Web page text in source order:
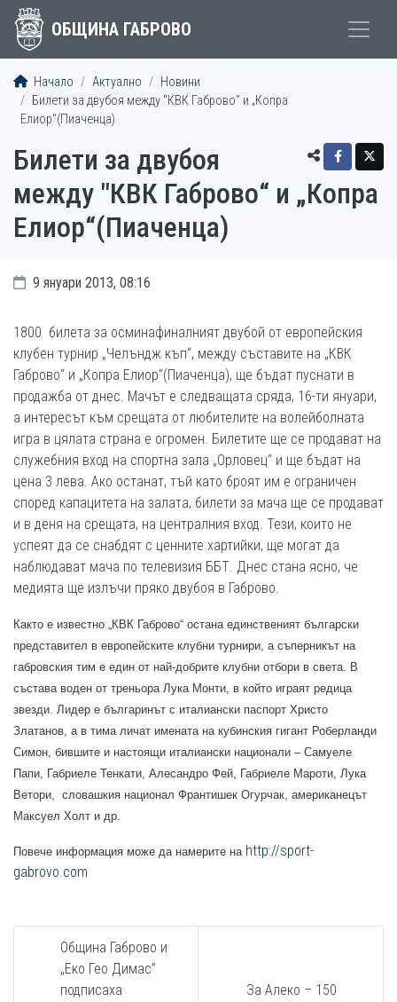
ОБЩИНА ГАБРОВО
Начало Актуално
Новини
Билети за двубоя между "КВК Габрово“ и „Копра
Елиор“(Пиаченца)
Билети за двубоя
между "КВК Габрово“ и „Копра
Елиор“(Пиаченца)
9 януари 2013, 08:16
1800 билета за осминафиналният двубой от европейския
клубен турнир „Челъндж къп“, между съставите на „КВК
Габрово“ и „Копра Елиор“(Пиаченца), ще бъдат пуснати в
продажба от днес. Мачът е следващата сряда, 16-ти януари,
а интересът към срещата от любителите на волейболната
игра в цялата страна е огромен. Билетите ще се продават на
служебния вход на спортна зала „Орловец“ и ще бъдат на
цена 3 лева. Ако останат, тъй като броят им е ограничен
според капацитета на залата, билети за мача ще се продават
и в деня на срещата, на централния вход. Тези, които не
успеят да се снабдят с ценните хартийки, ще могат да
наблюдават мача по телевизия ББТ. Днес стана ясно, че
медията ще излъчи пряко двубоя в Габрово.
Както е известно „КВК Габрово“ остана единственият български
представител в европейските клубни турнири, а съперникът на
габровския тим е един от най-добрите клубни отбори в света. В
състава воден от треньора Лука Монти, в който играят редица
звезди. Лидер е българинът с италиански паспорт Христо
Златанов, а в тима личат имената на кубинския гигант Роберланди
Симон, бившите и настоящи италиански национали – Самуеле
Папи, Габриеле Тенкати, Алесандро Фей, Габриеле Мароти, Лука
Ветори, словашкия национал Франтишек Огурчак, американецът
Максуел Холт и др.
Повече информация може да намерите на http://sport-
gabrovo.com
Община Габрово и
„Еко Гео Димас”
подписаха
За Алеко – 150